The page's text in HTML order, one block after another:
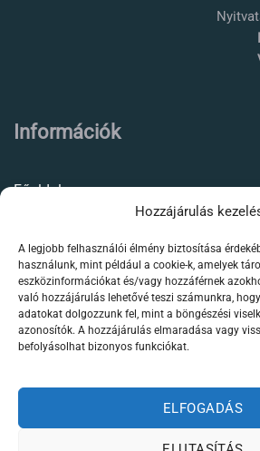
Hozzájárulás
A legjobb felhasználói élmény biztosítása
használunk, mint például a cookie-k, amelyek
eszközinformációkat és/vagy hozzáférnek
való hozzájárulás lehetővé teszi számunkra,
adatokat dolgozzunk fel, mint a böngészési
azonosítók. A hozzájárulás elmaradása vagy
befolyásolhat bizonyos funkciókat.
ELFOGADÁS
V:
Információk
Főoldal
Élőállat kereskedés
Forgalmazott termékeink
Szaktanácsadás /
segítségnyújtás
Kapcsolat